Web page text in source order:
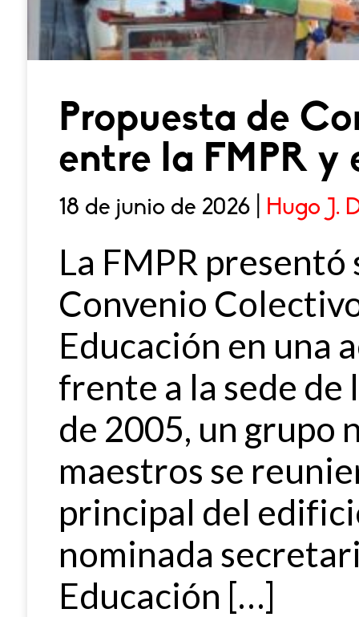
Propuesta de
entre la FMPR y
18 de junio de 2026 | Hugo J.
La FMPR
Convenio
Educación en una
frente a la sede de
de 2005, un grupo
maestros se
principal del
nominada
Educación […]